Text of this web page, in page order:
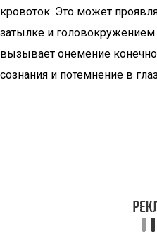
кровоток. Это может
затылке и
вызывает онемение
сознания и потемнение в